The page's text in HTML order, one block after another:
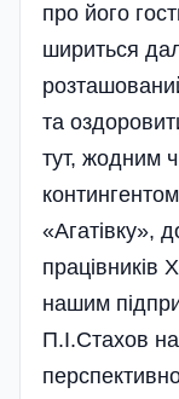
про його
шириться
та
тут, жодним
«Агатівку»,
працівників
нашим
П.І.Стахов